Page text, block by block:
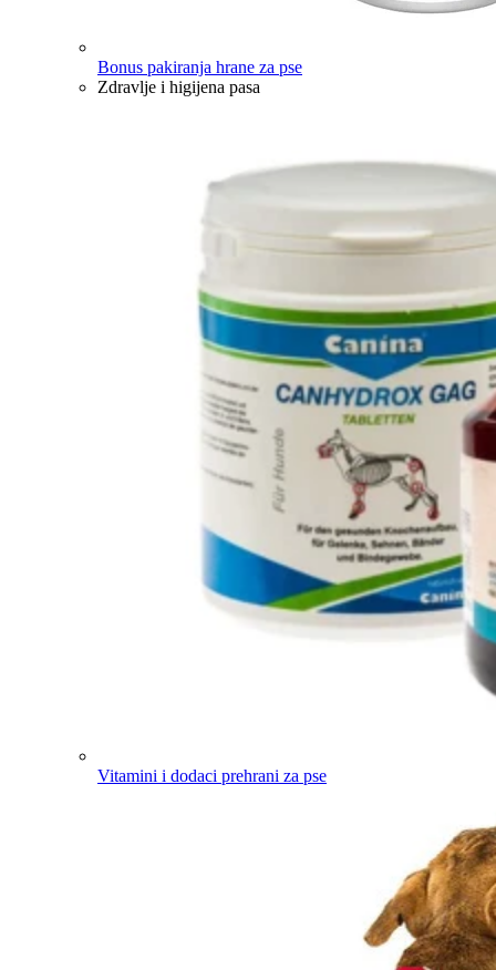
Bonus pakiranja hrane za pse
Zdravlje i higijena pasa
Vitamini i dodaci prehrani za pse